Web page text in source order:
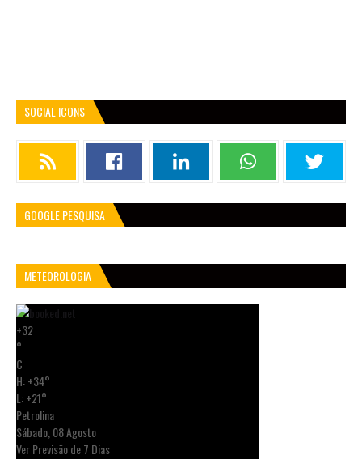
SOCIAL ICONS
GOOGLE PESQUISA
METEOROLOGIA
+32
°
C
H:+34°
L:+21°
Petrolina
Sábado, 08 Agosto
Ver Previsão de 7 Dias